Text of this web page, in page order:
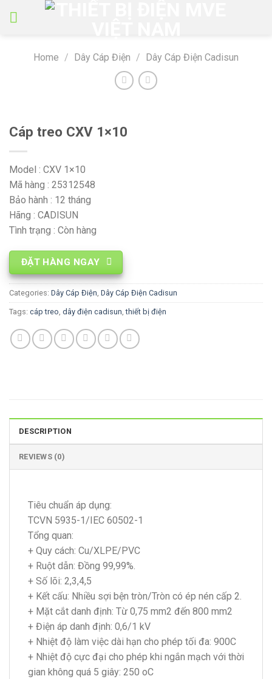
Home / Dây Cáp Điện / Dây Cáp Điện Cadisun
Cáp treo CXV 1×10
Model : CXV 1×10
Mã hàng : 25312548
Bảo hành : 12 tháng
Hãng : CADISUN
Tình trạng : Còn hàng
ĐẶT HÀNG NGAY
Categories: Dây Cáp Điện, Dây Cáp Điện Cadisun
Tags: cáp treo, dây điện cadisun,thiết bị điện
DESCRIPTION
REVIEWS (0)
Tiêu chuẩn áp dụng:
TCVN 5935-1/IEC 60502-1
Tổng quan:
+ Quy cách: Cu/XLPE/PVC
+ Ruột dẫn: Đồng 99,99%.
+ Số lõi: 2,3,4,5
+ Kết cấu: Nhiều sợi bện tròn/Tròn có ép nén cấp 2.
+ Mặt cắt danh định: Từ 0,75 mm2 đến 800 mm2
+ Điện áp danh định: 0,6/1 kV
+ Nhiệt độ làm việc dài hạn cho phép tối đa: 900C
+ Nhiệt độ cực đại cho phép khi ngắn mạch với thời
gian không quá 5 giây: 250 oC